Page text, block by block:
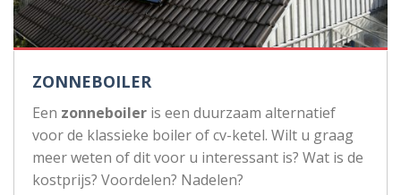
ZONNEBOILER
Een zonneboiler is een duurzaam alternatief
voor de klassieke boiler of cv-ketel. Wilt u graag
meer weten of dit voor u interessant is? Wat is de
kostprijs? Voordelen? Nadelen?